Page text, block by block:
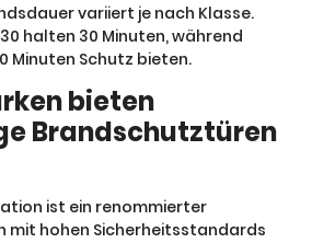
variiert je nach Klasse.
halten 30 Minuten, während
Minuten Schutz bieten.
bieten
Brandschutztüren
ist ein renommierter
mit hohen Sicherheitsstandards